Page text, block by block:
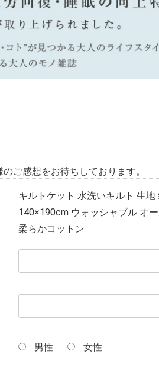
ご感想をお待ちしております。
キルトケット 水洗いキルト 生
140×190cm ウォッシャブル オ
柔らかコットン
男性 女性